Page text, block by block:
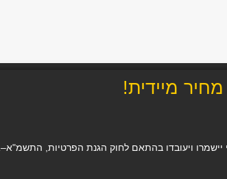
מיידית!
בהתאם לחוק הגנת הפרטיות, התשמ"א–1981 (כולל תיקון 13), ובהתאם ל